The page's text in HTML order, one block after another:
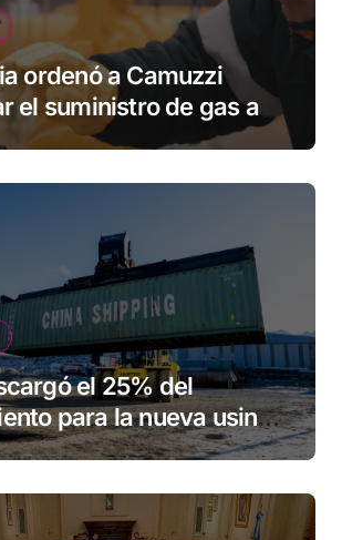
ordenó a Camuzzi
el suministro de gas a
de Tolhuin
el 25% del
para la nueva usina